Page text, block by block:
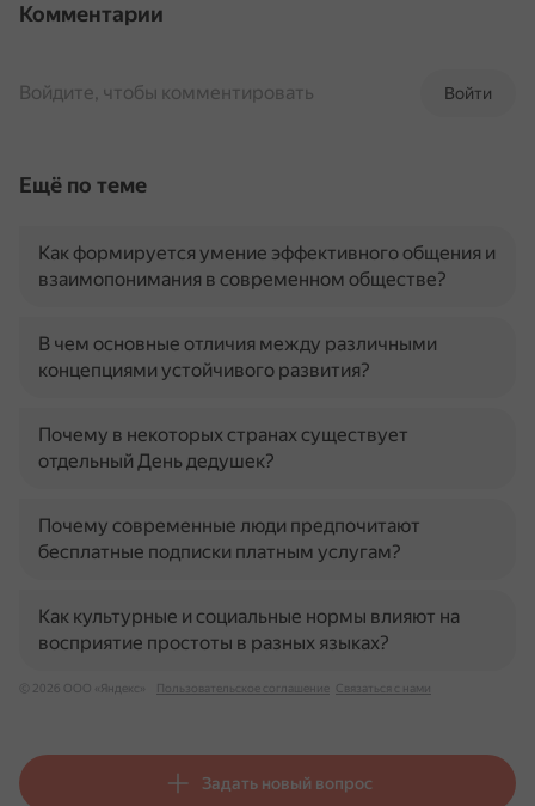
Комментарии
Войти
Войдите, чтобы комментировать
Ещё по теме
Как формируется умение эффективного общения и
взаимопонимания в современном обществе?
В чем основные отличия между различными
концепциями устойчивого развития?
Почему в некоторых странах существует
отдельный День дедушек?
Почему современные люди предпочитают
бесплатные подписки платным услугам?
Как культурные и социальные нормы влияют на
восприятие простоты в разных языках?
© 2026 ООО «Яндекс» Пользовательское соглашение Связаться с нами
Задать новый вопрос